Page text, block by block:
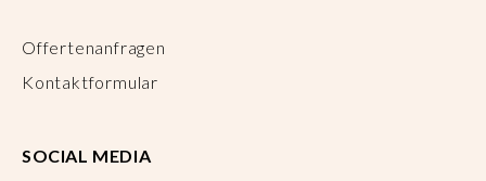
Offertenanfragen
Kontaktformular
SOCIAL MEDIA